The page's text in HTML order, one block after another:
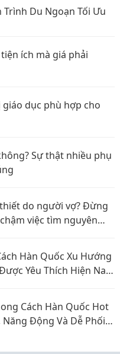
Trình Du Ngoạn Tối Ưu
ích mà giá phải
dục phù hợp cho
Sự thật nhiều phụ
do người vợ? Đừng
việc tìm nguyên
Hàn Quốc Xu Hướng
Yêu Thích Hiện Nay
Cách Hàn Quốc Hot
Động Và Dễ Phối